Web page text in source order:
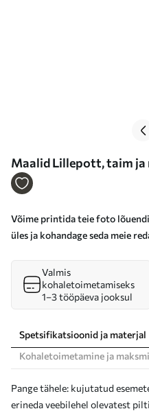
Maalid Lillepott, taim ja
Võime printida teie foto
üles ja kohandage seda meie
Valmis
kohaletoimetamiseks
1–3 tööpäeva jooksul
Spetsifikatsioonid ja materjal
Kohaletoimetamine ja
Pange tähele: kujutatud
erineda veebilehel olevatest